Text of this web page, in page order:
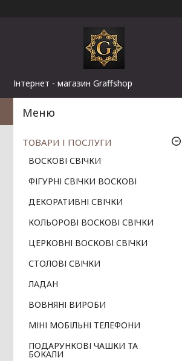
Інтернет - магазин Graffshop
ТОВАРИ І ПОСЛУГИ
ВОСКОВІ СВІЧКИ
ФІГУРНІ СВІЧКИ ВОСКОВІ
ДЕКОРАТИВНІ СВІЧКИ
КОЛЬОРОВІ ВОСКОВІ СВІЧКИ
ЦЕРКОВНІ ВОСКОВІ СВІЧКИ
СТОЛОВІ СВІЧКИ
ЛАДАН
ВОВНЯНІ ВИРОБИ
МІНІ МОБІЛЬНІ ТЕЛЕФОНИ
ПОДАРУНКОВІ ЧАШКИ ТА
БОКАЛИ